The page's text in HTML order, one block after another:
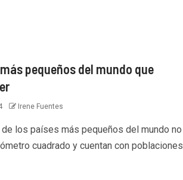
pequeños del mundo que
Irene Fuentes
de los países más pequeños del mundo no
cuadrado y cuentan con poblaciones